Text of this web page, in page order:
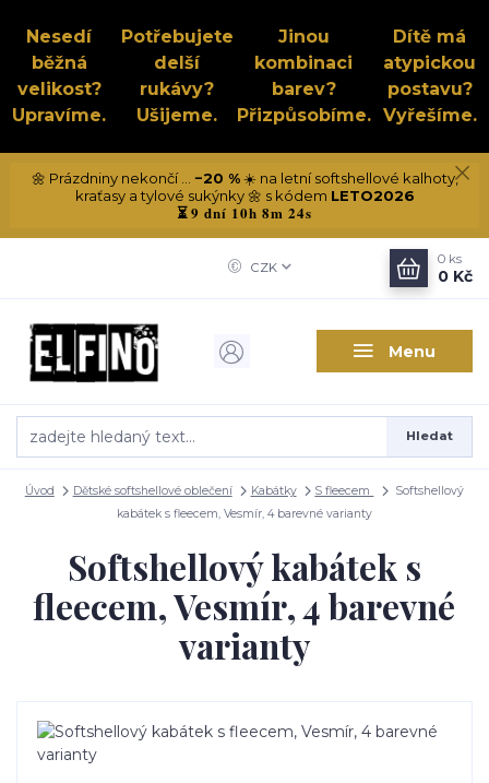
Nesedí
běžná
velikost?
Upravíme.
Potřebujete
delší
rukávy?
Ušijeme.
Jinou
kombinaci
barev?
Přizpůsobíme.
Dítě má
atypickou
postavu?
Vyřešíme.
🌼 Prázdniny nekončí ... −20 %☀️ na letní softshellové kalhoty,
kraťasy a tylové sukýnky 🌼 s kódem LETO2026
⏳9 dní 10h 8m 24s
Menu
CZK
Hledat
0 ks
0 Kč
Úvod Dětské softshellové oblečení Kabátky S fleecem
Softshellový
kabátek s fleecem, Vesmír, 4 barevné varianty
Softshellový kabátek s
fleecem, Vesmír, 4 barevné
varianty